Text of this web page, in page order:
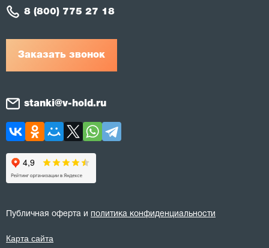
Заказать звонок
8 (800) 775 27 18
stanki@v-hold.ru
Публичная оферта и политика конфиденциальности
Карта сайта